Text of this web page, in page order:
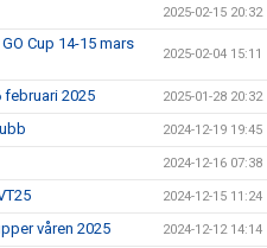
2025-02-15 20:32
Cup 14-15 mars
2025-02-04 15:11
2025 2025-01-28 20:32
2024-12-19 19:45
2024-12-16 07:38
2024-12-15 11:24
våren 2025 2024-12-12 14:14